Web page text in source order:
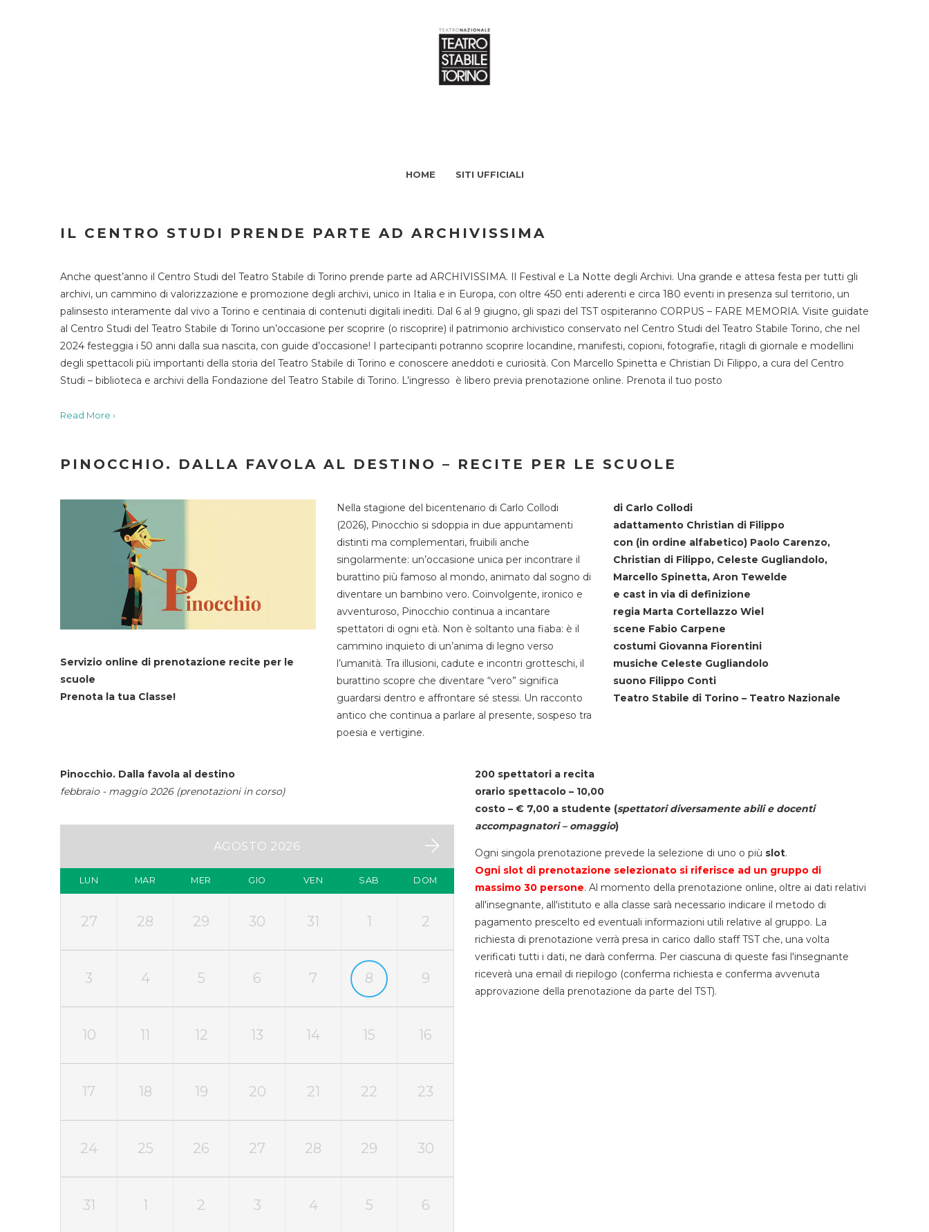
HOME SITI UFFICIALI
IL CENTRO STUDI PRENDE PARTE AD ARCHIVISSIMA
Anche quest’anno il Centro Studi del Teatro Stabile di Torino prende parte ad ARCHIVISSIMA. Il Festival e La Notte degli Archivi. Una grande e attesa festa per tutti gli
archivi, un cammino di valorizzazione e promozione degli archivi, unico in Italia e in Europa, con oltre 450 enti aderenti e circa 180 eventi in presenza sul territorio, un
palinsesto interamente dal vivo a Torino e centinaia di contenuti digitali inediti. Dal 6 al 9 giugno, gli spazi del TST ospiteranno CORPUS – FARE MEMORIA. Visite guidate
al Centro Studi del Teatro Stabile di Torino un’occasione per scoprire (o riscoprire) il patrimonio archivistico conservato nel Centro Studi del Teatro Stabile Torino, che nel
2024 festeggia i 50 anni dalla sua nascita, con guide d’occasione! I partecipanti potranno scoprire locandine, manifesti, copioni, fotografie, ritagli di giornale e modellini
degli spettacoli più importanti della storia del Teatro Stabile di Torino e conoscere aneddoti e curiosità. Con Marcello Spinetta e Christian Di Filippo, a cura del Centro
Studi – biblioteca e archivi della Fondazione del Teatro Stabile di Torino. L’ingresso è libero previa prenotazione online. Prenota il tuo posto
Read More ›
PINOCCHIO. DALLA FAVOLA AL DESTINO – RECITE PER LE SCUOLE
Servizio online di prenotazione recite per le
scuole
Prenota la tua Classe!
Nella stagione del bicentenario di Carlo Collodi
(2026), Pinocchio si sdoppia in due appuntamenti
distinti ma complementari, fruibili anche
singolarmente: un’occasione unica per incontrare il
burattino più famoso al mondo, animato dal sogno di
diventare un bambino vero. Coinvolgente, ironico e
avventuroso, Pinocchio continua a incantare
spettatori di ogni età. Non è soltanto una fiaba: è il
cammino inquieto di un’anima di legno verso
l’umanità. Tra illusioni, cadute e incontri grotteschi, il
burattino scopre che diventare “vero” significa
guardarsi dentro e affrontare sé stessi. Un racconto
antico che continua a parlare al presente, sospeso tra
poesia e vertigine.
di Carlo Collodi
adattamento Christian di Filippo
con (in ordine alfabetico) Paolo Carenzo,
Christian di Filippo, Celeste Gugliandolo,
Marcello Spinetta, Aron Tewelde
e cast in via di definizione
regia Marta Cortellazzo Wiel
scene Fabio Carpene
costumi Giovanna Fiorentini
musiche Celeste Gugliandolo
suono Filippo Conti
Teatro Stabile di Torino – Teatro Nazionale
Pinocchio. Dalla favola al destino
febbraio - maggio 2026 (prenotazioni in corso)
AGOSTO 2026
LUN MAR MER GIO VEN SAB DOM
27 28 29 30 31 1 2
3 4 5 6 7 8 9
10 11 12 13 14 15 16
17 18 19 20 21 22 23
24 25 26 27 28 29 30
31 1 2 3 4 5 6
200 spettatori a recita
orario spettacolo – 10,00
costo – € 7,00 a studente (spettatori diversamente abili e docenti
accompagnatori – omaggio)
Ogni singola prenotazione prevede la selezione di uno o più slot.
Ogni slot di prenotazione selezionato si riferisce ad un gruppo di
massimo 30 persone. Al momento della prenotazione online, oltre ai dati relativi
all'insegnante, all'istituto e alla classe sarà necessario indicare il metodo di
pagamento prescelto ed eventuali informazioni utili relative al gruppo. La
richiesta di prenotazione verrà presa in carico dallo staff TST che, una volta
verificati tutti i dati, ne darà conferma. Per ciascuna di queste fasi l'insegnante
riceverà una email di riepilogo (conferma richiesta e conferma avvenuta
approvazione della prenotazione da parte del TST).